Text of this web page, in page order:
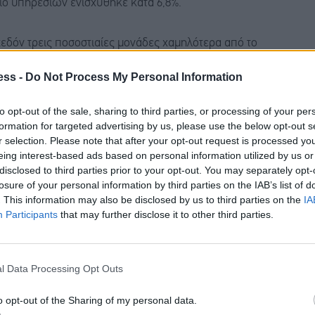
- Do Not Process My Personal Information
opt-out of the sale, sharing to third parties, or processing of your
for targeted advertising by us, please use the below opt-out
selection. Please note that after your opt-out request is processed
interest-based ads based on personal information utilized by us
to third parties prior to your opt-out. You may separately
of your personal information by third parties on the IAB’s list of
This information may also be disclosed by us to third parties on the
Participants that may further disclose it to other third parties.
Data Processing Opt Outs
opt-out of the Sharing of my personal data.
υπηρεσιών ενισχύθηκε κατά 6,8%.
τρεις ποσοστιαίες μονάδες χαμηλότερα από το
ο ΠΟΕ στις αρχές του έτους.
οι προσωρινά ανασταλμένοι δασμοί, η
επιπλέον πλήγμα κατά 0,6 ποσοστιαίες μονάδες.
απώλεια αναμένεται να φτάσει το-1,5%
να πλήττονται δυσανάλογα.
σε εισαγωγές από πάνω από 180 χώρες στις
στις αγορές και έντονες αντιδράσεις από
πλήγμα, με τους συνολικούς αμερικανικούς